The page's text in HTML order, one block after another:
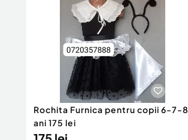
Rochita Furnica pentru copii 6-7-8
ani 175 lei